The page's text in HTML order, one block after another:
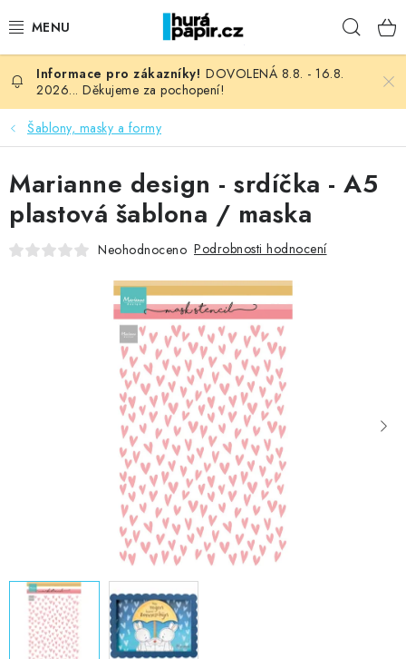
na
NOVINKY
HURÁ DÍLNA
VŠECHNO ZBOŽÍ
KNIHAŘSKÝ MATERIÁL
MOJE OBJEDNÁVKA
Kontakty Moje objednávka
Oblíbené ♥️
Hodnocení obchodu
Obchodní podmínky
Podmínky ochrany osobních údajů
Ověřování recenzí
Jak nakupovat
DOVOLENÁ 8.8. - 16.8.
2026... Děkujeme za pochopení!
Šablony, masky a formy
Marianne design - srdíčka - A5
plastová šablona / maska
Neohodnoceno Podrobnosti hodnocení